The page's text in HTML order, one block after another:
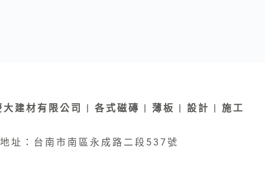
大建材有限公司 | 各式磁磚 | 薄板 | 設計 | 施工
址：台南市南區永成路二段537號